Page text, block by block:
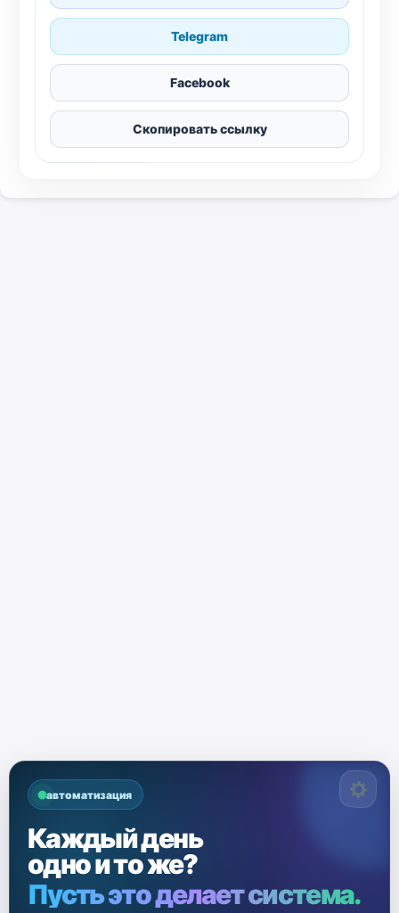
Telegram
Facebook
Скопировать ссылку
автоматизация
Каждый день
одно и то же?
Пусть это делает система.